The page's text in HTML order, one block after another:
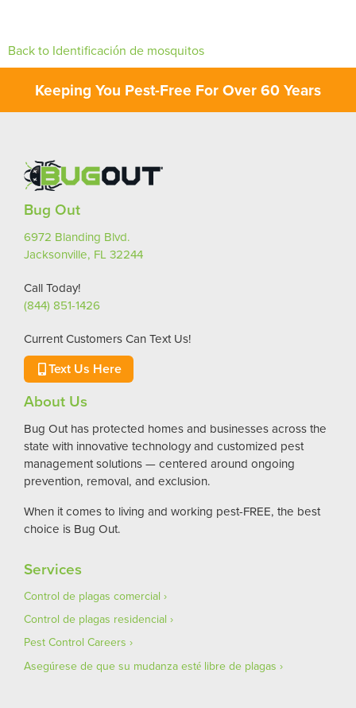
Back to Identificación de mosquitos
Keeping You Pest-Free For Over 60 Years
Bug Out
6972 Blanding Blvd.
Jacksonville, FL 32244
Call Today!
(844) 851-1426
Current Customers Can Text Us!
Text Us Here
About Us
Bug Out has protected homes and businesses across the
state with innovative technology and customized pest
management solutions — centered around ongoing
prevention, removal, and exclusion.
When it comes to living and working pest-FREE, the best
choice is Bug Out.
Services
Control de plagas comercial
Control de plagas residencial
Pest Control Careers
Asegúrese de que su mudanza esté libre de plagas